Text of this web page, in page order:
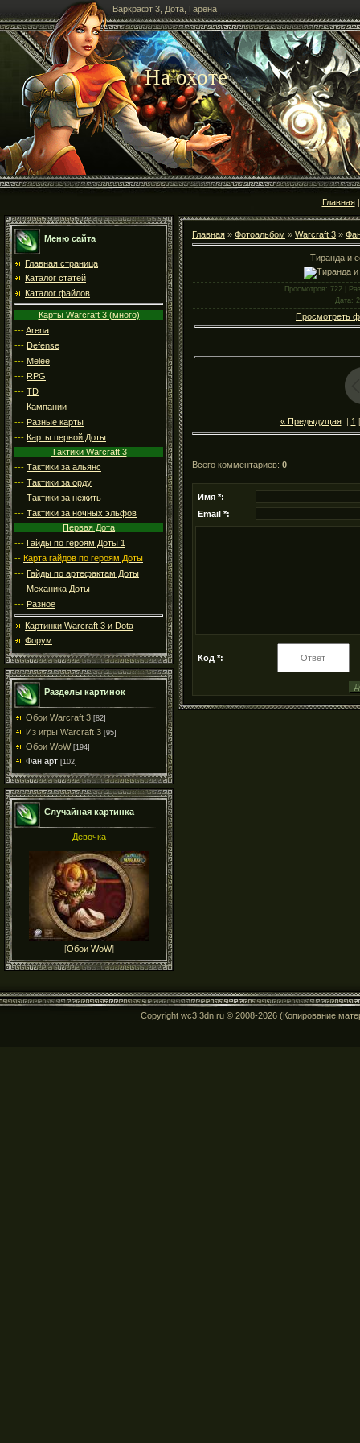
Варкрафт 3, Дота, Гарена
На охоте
Главная
Меню сайта
Главная страница
Каталог статей
Каталог файлов
Карты Warcraft 3 (много)
---Arena
--- Defense
--- Melee
--- RPG
--- TD
--- Кампании
--- Разные карты
--- Карты первой Доты
Тактики Warcraft 3
--- Тактики за альянс
--- Тактики за орду
--- Тактики за нежить
--- Тактики за ночных эльфов
Первая Дота
--- Гайды по героям Доты 1
-- Карта гайдов по героям Доты
--- Гайды по артефактам Доты
--- Механика Доты
--- Разное
Картинки Warcraft 3 и Dota
Форум
Разделы картинок
Обои Warcraft 3 [82]
Из игры Warcraft 3 [95]
Обои WoW [194]
Фан арт [102]
Случайная картинка
Девочка
[Обои WoW]
Главная » Фотоальбом » Warcraft 3 »
Тиранда и
Просмотров: 722 |
Дата :
Просмотреть
« Предыдущая| 1 [
Всего комментариев: 0
Имя *:
Email *:
Код *:
Copyright wc3.3dn.ru © 2008-2026 (Копирование